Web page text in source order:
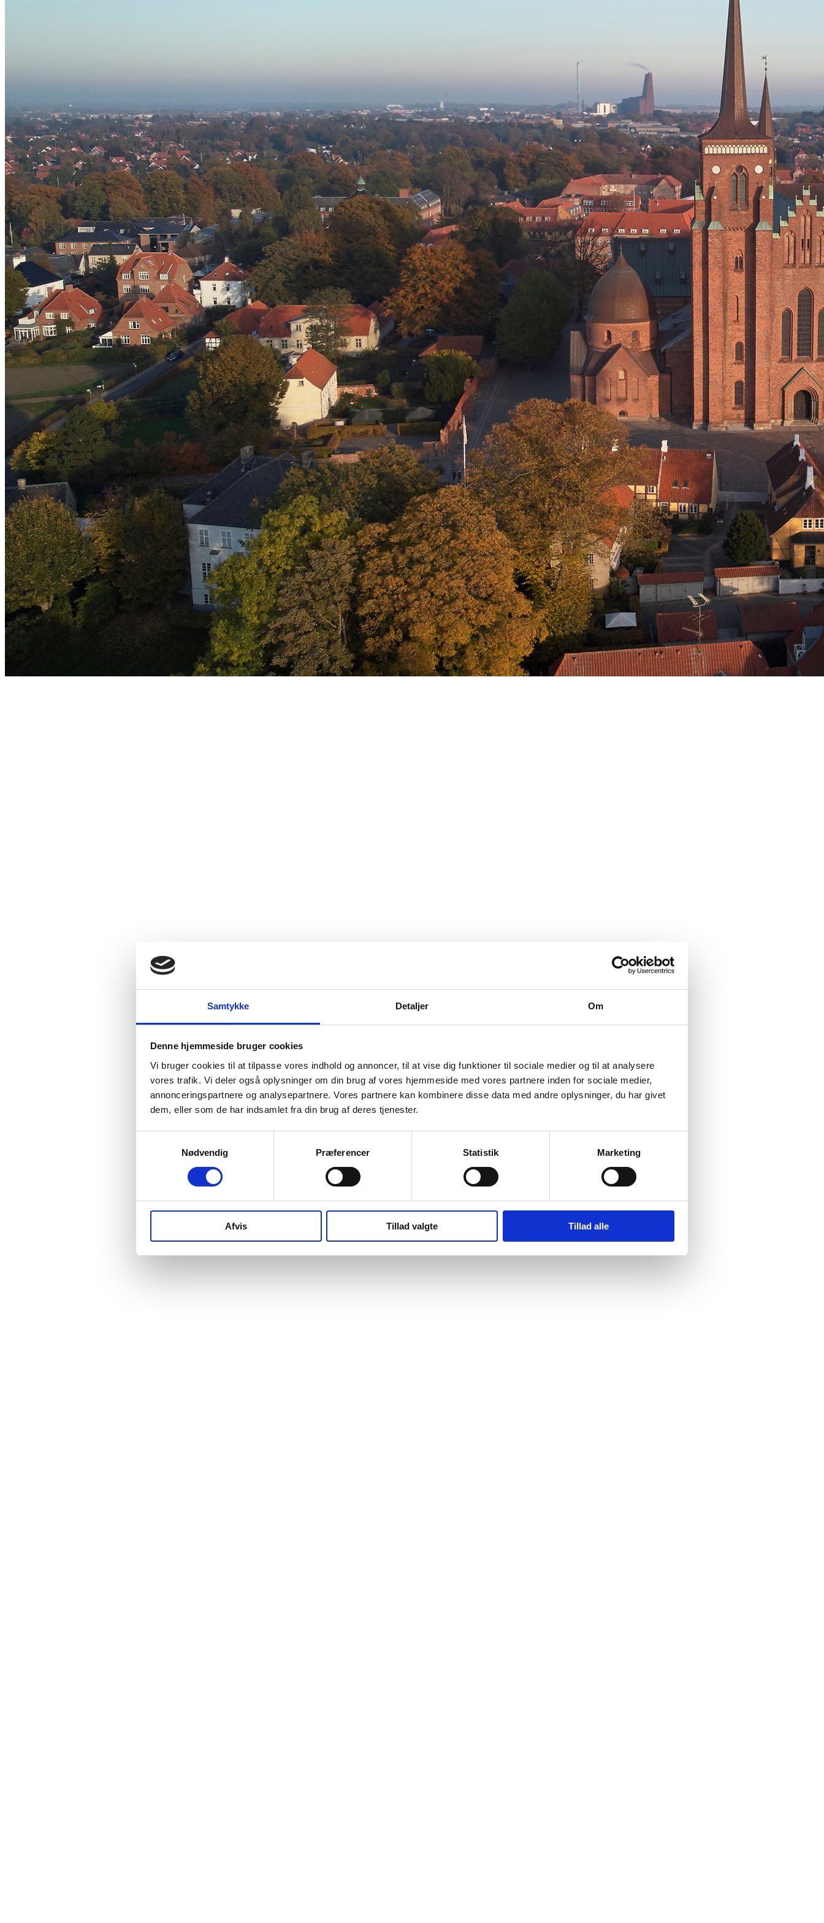
Samtykke Detaljer Om
Denne hjemmeside bruger cookies
Vi bruger cookies til at tilpasse vores indhold og annoncer, til at vise dig funktioner til sociale medier og til at analysere
vores trafik. Vi deler også oplysninger om din brug af vores hjemmeside med vores partnere inden for sociale medier,
annonceringspartnere og analysepartnere. Vores partnere kan kombinere disse data med andre oplysninger, du har givet
dem, eller som de har indsamlet fra din brug af deres tjenester.
Nødvendig
Præferencer Statistik Marketing
Afvis Tillad valgte Tillad alle